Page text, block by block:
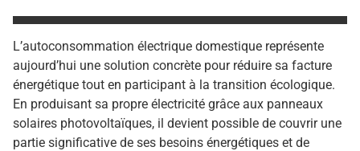
L’autoconsommation électrique domestique représente
aujourd’hui une solution concrète pour réduire sa facture
énergétique tout en participant à la transition écologique.
En produisant sa propre électricité grâce aux panneaux
solaires photovoltaïques, il devient possible de couvrir une
partie significative de ses besoins énergétiques et de